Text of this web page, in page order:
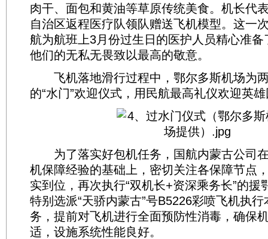
肉干、面包和黄油等草原传统美食。机长代
自治区返程医疗队领队赠送飞机模型。这一
航为航班上3月份过生日的医护人员精心准
他们的无私无畏致以最高的敬意。
飞机落地滑行过程中，鄂尔多斯机场为
的“水门”欢迎仪式，用民航最高礼仪欢迎英
为了落实好包机任务，国航内蒙古公司
机保障经验的基础上，密切关注各保障节点
实到位，再次执行“双机长+资深乘务长”的援
特别选派“天骄内蒙古”号B5226彩喷飞机执
务，提前对飞机进行全面预防性消毒，确保
适，设施系统性能良好。